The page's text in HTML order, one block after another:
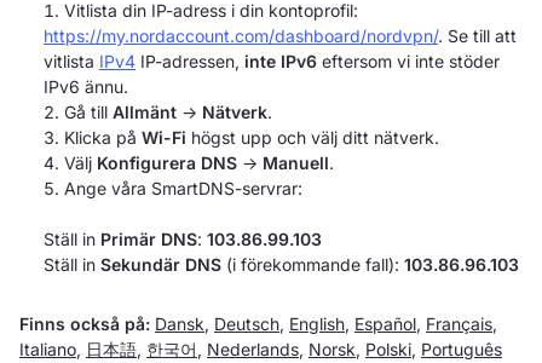
Vitlista din IP-adress i din kontoprofil:
https://my.nordaccount.com/dashboard/nordvpn/. Se till att
vitlista IPv4 IP-adressen, inte IPv6 eftersom vi inte stöder
IPv6 ännu.
Gå till Allmänt -> Nätverk.
Klicka på Wi-Fi högst upp och välj ditt nätverk.
Välj Konfigurera DNS -> Manuell.
Ange våra SmartDNS-servrar:
Ställ in Primär DNS: 103.86.99.103
Ställ in Sekundär DNS (i förekommande fall): 103.86.96.103
Finns också på: Dansk, Deutsch, English, Español, Français,
Italiano, 日本語, 한국어 , Nederlands, Norsk, Polski, Português